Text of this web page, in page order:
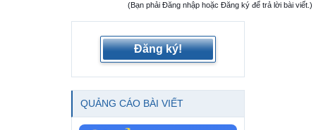
(Bạn phải Đăng nhập hoặc Đăng ký để trả lời bài viết.)
Đăng ký!
QUẢNG CÁO BÀI VIẾT